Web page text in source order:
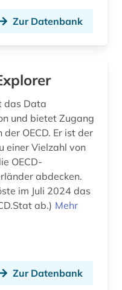
Zur Datenbank
das Data
und bietet Zugang
Er ist der
einer Vielzahl von
OECD-
abdecken.
im Juli 2024 das
ab.) Mehr
Zur Datenbank